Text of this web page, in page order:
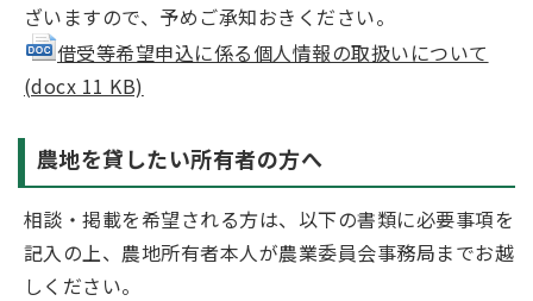
ざいますので、予めご承知おきください。
借受等希望申込に係る個人情報の取扱いについて
(docx 11 KB)
農地を貸したい所有者の方へ
相談・掲載を希望される方は、以下の書類に必要事項を
記入の上、農地所有者本人が農業委員会事務局までお越
しください。